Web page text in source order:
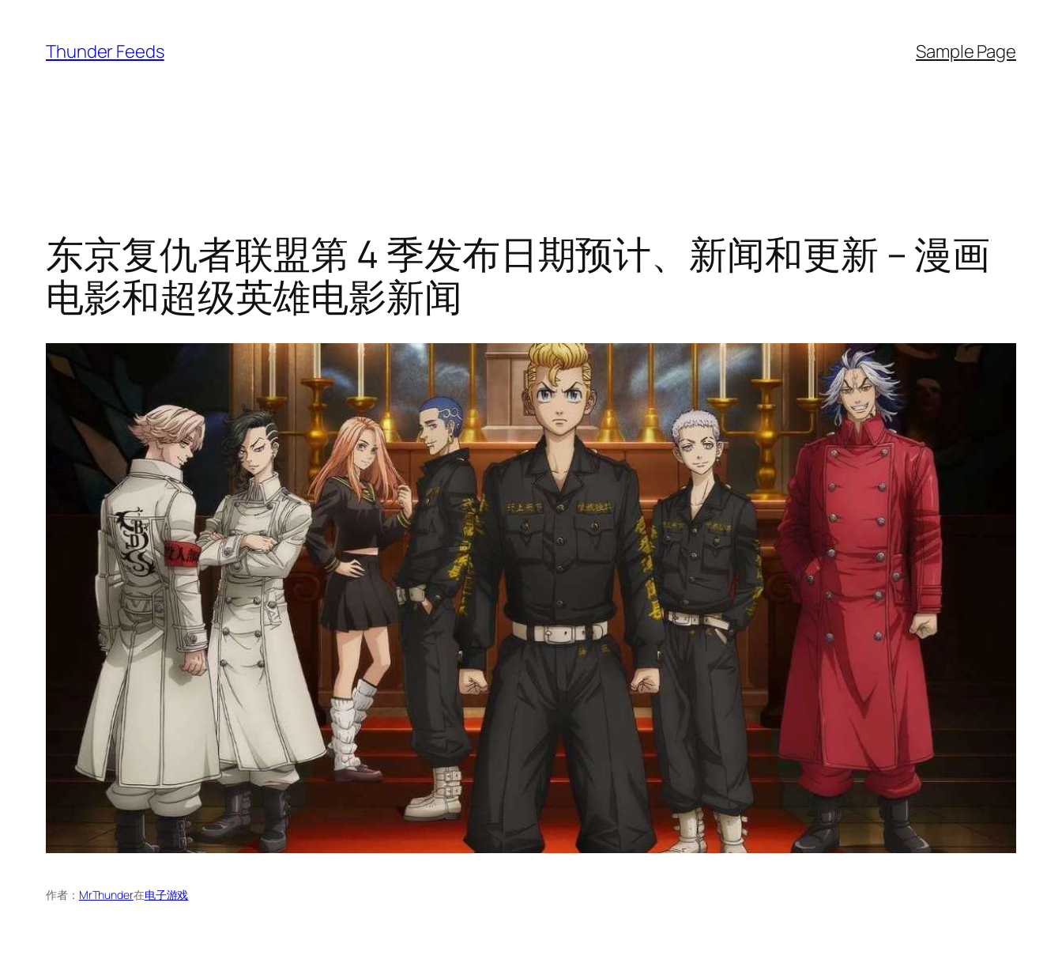
Thunder Feeds Sample Page
东京复仇者联盟第 4 季发布日期预计、新闻和更新 – 漫画
电影和超级英雄电影新闻
作者： MrThunder在电子游戏